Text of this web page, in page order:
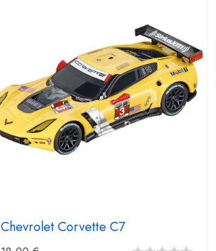
Chevrolet Corvette C7